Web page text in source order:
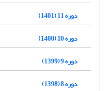
دوره 11 (1401)
دوره 10 (1400)
دوره 9 (1399)
دوره 8 (1398)